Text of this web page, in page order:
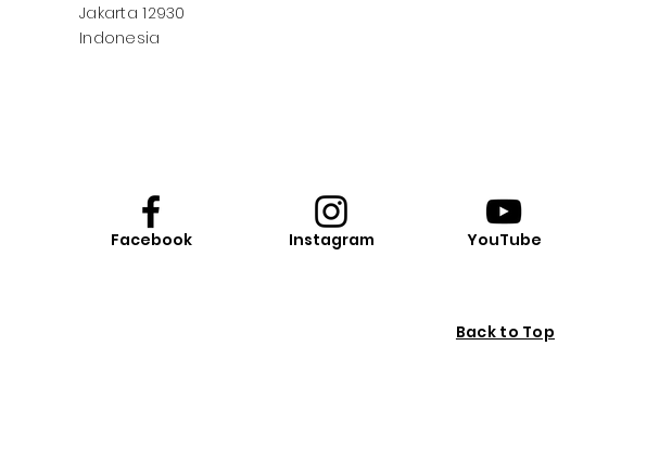
Jakarta 12930
Indonesia
Facebook Instagram YouTube
Back to Top